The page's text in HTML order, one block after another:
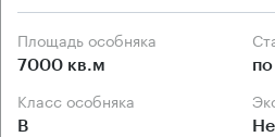
Площадь особняка
7000 кв.м
Класс особняка
B